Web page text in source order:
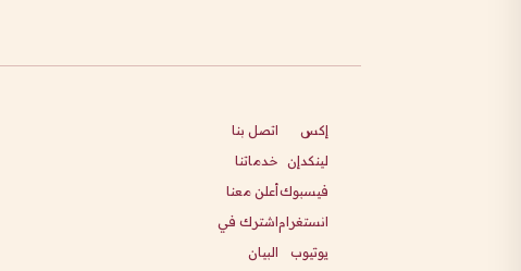
إكس
لينكدإن
فيسبوك
انستغرام
يوتيوب
اتصل بنا
خدماتنا
أعلن معنا
اشترك في
البيان